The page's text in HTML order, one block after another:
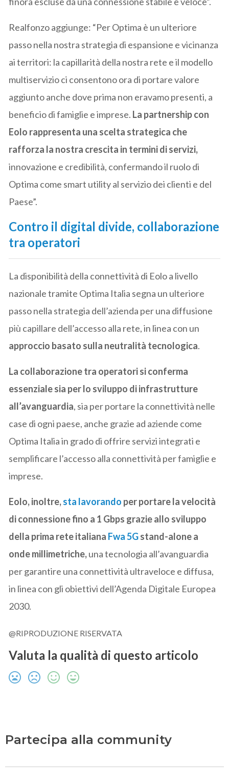
Realfonzo aggiunge: “Per Optima è un ulteriore
passo nella nostra strategia di espansione e vicinanza
ai territori: la capillarità della nostra rete e il modello
multiservizio ci consentono ora di portare valore
aggiunto anche dove prima non eravamo presenti, a
beneficio di famiglie e imprese. La partnership con
Eolo rappresenta una scelta strategica che
rafforza la nostra crescita in termini di servizi,
innovazione e credibilità, confermando il ruolo di
Optima come smart utility al servizio dei clienti e del
Paese”.
Contro il digital divide, collaborazione
tra operatori
La disponibilità della connettività di Eolo a livello
nazionale tramite Optima Italia segna un ulteriore
passo nella strategia dell’azienda per una diffusione
più capillare dell’accesso alla rete, in linea con un
approccio basato sulla neutralità tecnologica.
La collaborazione tra operatori si conferma
essenziale sia per lo sviluppo di infrastrutture
all’avanguardia, sia per portare la connettività nelle
case di ogni paese, anche grazie ad aziende come
Optima Italia in grado di offrire servizi integrati e
semplificare l’accesso alla connettività per famiglie e
imprese.
Eolo, inoltre,sta lavorando per portare la velocità
di connessione fino a 1 Gbps grazie allo sviluppo
della prima rete italiana Fwa 5Gstand-alone a
onde millimetriche,una tecnologia all’avanguardia
per garantire una connettività ultraveloce e diffusa,
in linea con gli obiettivi dell’Agenda Digitale Europea
2030.
@RIPRODUZIONE RISERVATA
Valuta la qualità di questo articolo
Partecipa alla community